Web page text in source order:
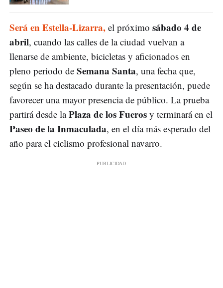
Será en Estella-Lizarra, el próximo sábado 4 de
abril, cuando las calles de la ciudad vuelvan a
llenarse de ambiente, bicicletas y aficionados en
pleno periodo de Semana Santa, una fecha que,
según se ha destacado durante la presentación, puede
favorecer una mayor presencia de público. La prueba
partirá desde laPlaza de los Fueros y terminará en el
Paseo de la Inmaculada, en el día más esperado del
año para el ciclismo profesional navarro.